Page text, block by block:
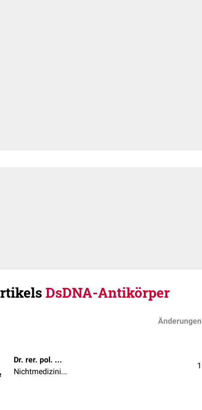
DsDNA-Antikörper
Änderungen
Dr. rer. pol. Werner Lange
Nichtmedizinischer Beruf
1